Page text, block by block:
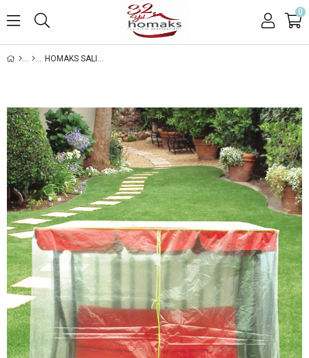
0
HOMAKS SALINCAK (245X125) KORUMA ÖRTÜSÜ